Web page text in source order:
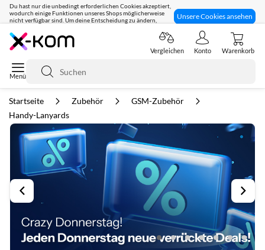
Du hast nur die unbedingt erforderlichen Cookies akzeptiert,
wodurch einige Funktionen unseres Shops möglicherweise
nicht verfügbar sind. Um deine Entscheidung zu ändern,
Unsere Cookies ansehen
Seit 8 Jahren für dich da!
Suche
Vergleichen Konto Warenkorb
Startseite Zubehör
GSM-Zubehör
Handy-Lanyards